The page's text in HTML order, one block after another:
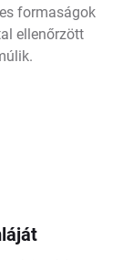
formaságok
ellenőrzött